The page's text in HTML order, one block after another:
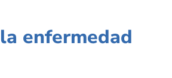
enfermedad